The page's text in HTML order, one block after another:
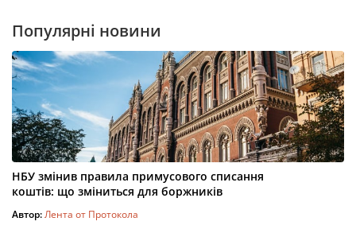
Популярні новини
НБУ змінив правила примусового списання
коштів: що зміниться для боржників
Автор:Лента от Протокола